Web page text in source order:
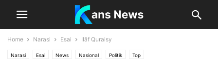
Home Narasi Esai Ilāf Quraisy
Narasi Esai News Nasional Politik Top